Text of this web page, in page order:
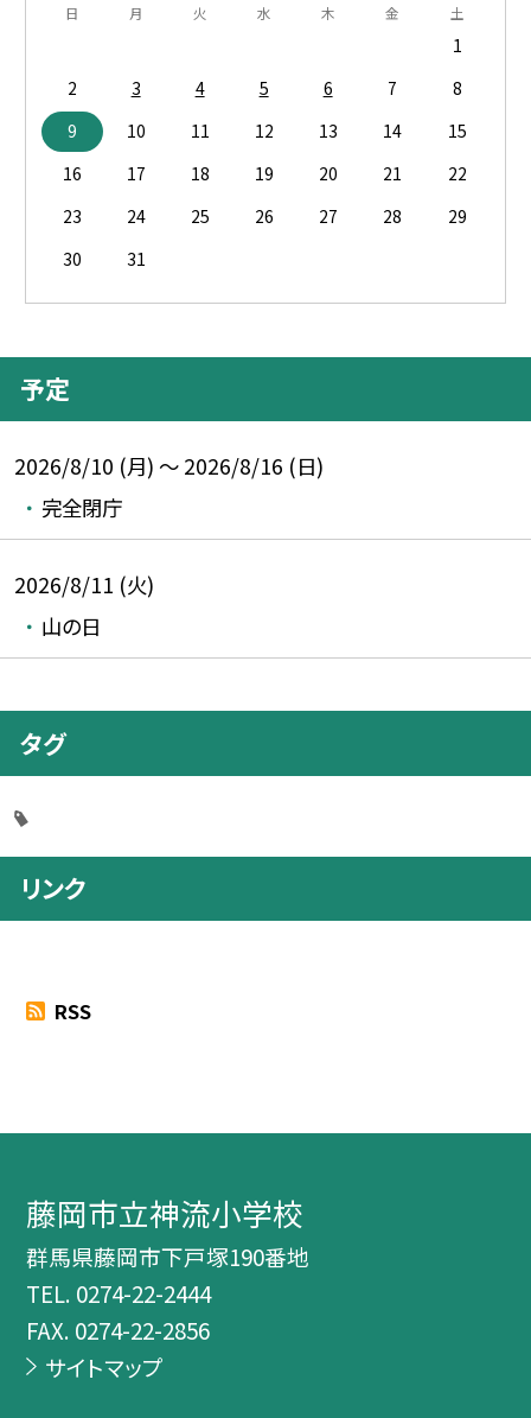
日 月 火 水 木 金 土
1
2
3 4 5 6 7
8
9
10 11 12 13 14
15
16
17 18 19 20 21
22
23
24 25 26 27 28
29
30
31
予定
2026/8/10 (月) ～ 2026/8/16 (日)
完全閉庁
2026/8/11 (火)
山の日
タグ
リンク
RSS
藤岡市立神流小学校
群馬県藤岡市下戸塚190番地
TEL. 0274-22-2444
FAX. 0274-22-2856
サイトマップ